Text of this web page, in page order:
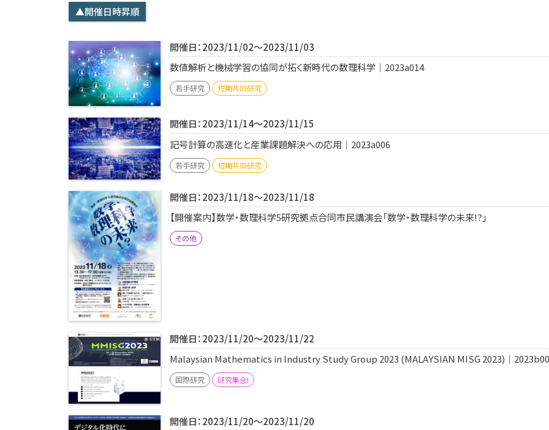
▲開催日時昇順
開催日：2023/11/02～2023/11/03
数値解析と機械学習の協同が拓く新時代の数理科学｜2023a014
若手研究 短期共同研究
開催日：2023/11/14～2023/11/15
記号計算の高速化と産業課題解決への応用｜2023a006
若手研究 短期共同研究
開催日：2023/11/18～2023/11/18
【開催案内】数学・数理科学5研究拠点合同市民講演会「数学・数理科学の未来!?」
その他
開催日：2023/11/20～2023/11/22
Malaysian Mathematics in Industry Study Group 2023 (MALAYSIAN MISG 2023)｜
国際研究 研究集会I
開催日：2023/11/20～2023/11/20